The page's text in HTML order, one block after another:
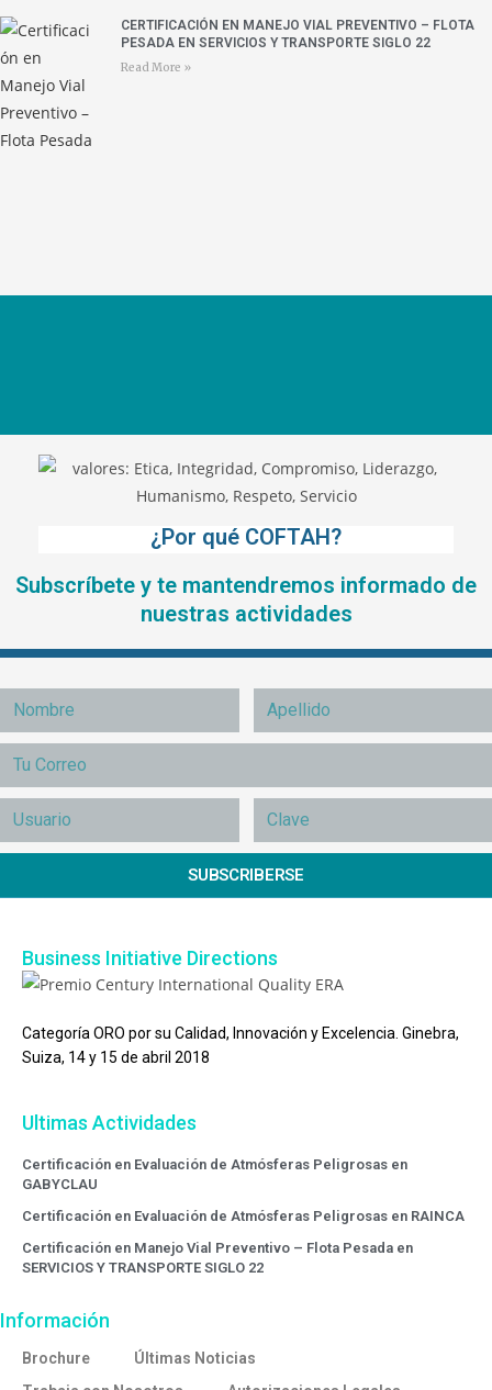
CERTIFICACIÓN EN MANEJO VIAL PREVENTIVO – FLOTA
PESADA EN SERVICIOS Y TRANSPORTE SIGLO 22
Read More »
¿Por qué COFTAH?
Subscríbete y te mantendremos informado de
nuestras actividades
SUBSCRIBERSE
Business Initiative Directions
Categoría ORO por su Calidad, Innovación y Excelencia. Ginebra,
Suiza, 14 y 15 de abril 2018
Ultimas Actividades
Certificación en Evaluación de Atmósferas Peligrosas en
GABYCLAU
Certificación en Evaluación de Atmósferas Peligrosas en RAINCA
Certificación en Manejo Vial Preventivo – Flota Pesada en
SERVICIOS Y TRANSPORTE SIGLO 22
Información
Brochure
Últimas Noticias